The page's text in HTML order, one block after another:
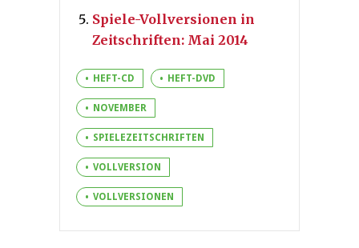
Spiele-Vollversionen in
Zeitschriften: Mai 2014
HEFT-CD HEFT-DVD
NOVEMBER
SPIELEZEITSCHRIFTEN
VOLLVERSION
VOLLVERSIONEN